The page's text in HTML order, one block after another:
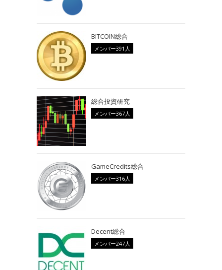
BITCOIN総合
メンバー391人
総合投資研究
メンバー367人
GameCredits総合
メンバー316人
Decent総合
メンバー247人